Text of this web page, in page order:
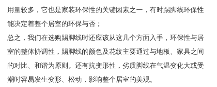
用量较多，它也是家装环保性的关键因素之一，有时踢脚线环保性
能决定着整个居室的环保与否；
总之，我们在选购踢脚线时还应该从这几个方面入手，环保性与居
室的整体协调性，踢脚线的颜色及花纹主要通过与地板、家具之间
的对比、和谐为原则。还有抗变形性，劣质脚线在气温变化大或受
潮时容易发生变形、松动，影响整个居室的美观。